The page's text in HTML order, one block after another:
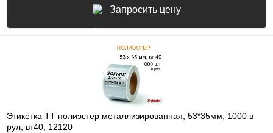
Запросить цену
Этикетка ТТ полиэстер металлизированная, 53*35мм, 1000 в
рул, вт40, 12120